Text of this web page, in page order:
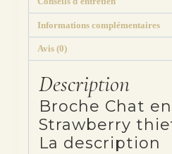
Informations complémentaires
Avis (0)
Description
Broche Chat
Strawberry
La description